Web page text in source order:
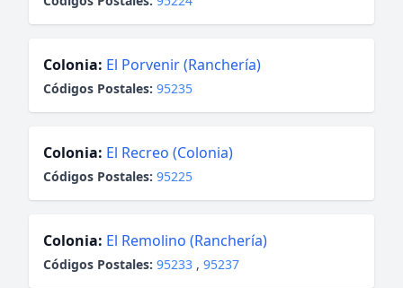
Colonia: El Porvenir (Ranchería)
Códigos Postales: 95235
Colonia: El Recreo (Colonia)
Códigos Postales: 95225
Colonia: El Remolino (Ranchería)
Códigos Postales: 95233 , 95237